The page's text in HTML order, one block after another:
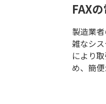
FAX
製造業
雑なシ
により
め、簡